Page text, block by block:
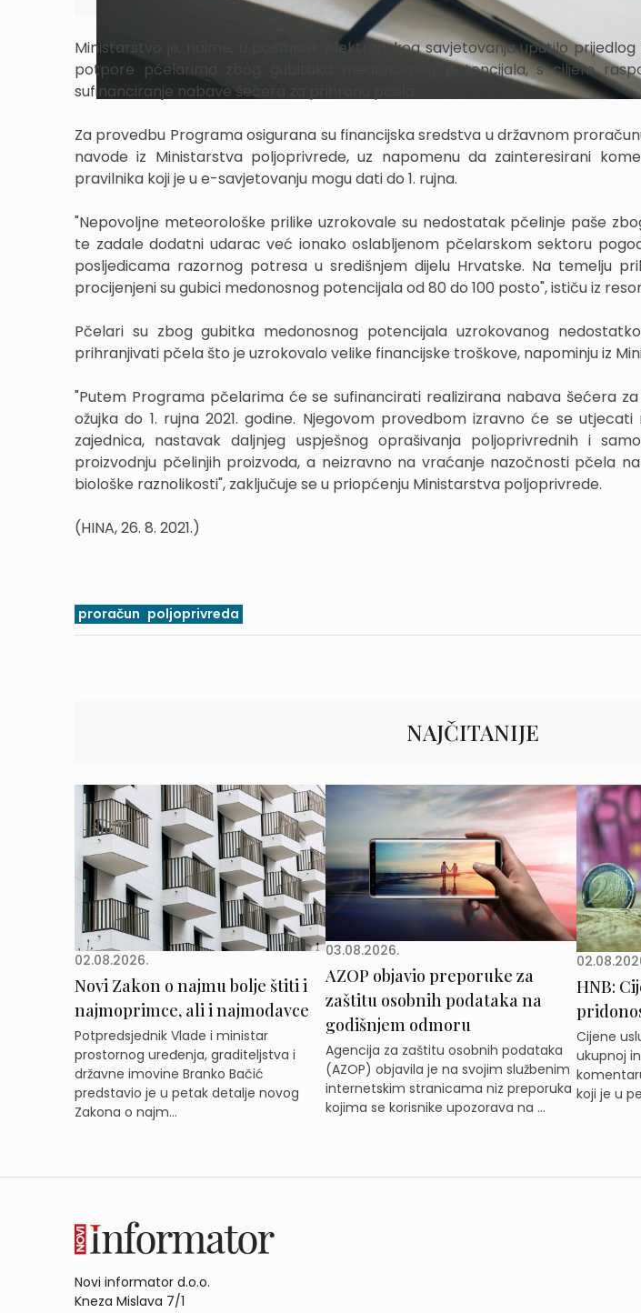
Ministarstvo je, naime, u postupak elektronskog savjetovanja uputilo
potpore pčelarima zbog gubitaka medonosnog potencijala, s ciljem
sufinanciranje nabave šećera za prihranu pčela.
Za provedbu Programa osigurana su financijska sredstva u državnom
navode iz Ministarstva poljoprivrede, uz napomenu da zainteresirani
pravilnika koji je u e-savjetovanju mogu dati do 1. rujna.
"Nepovoljne meteorološke prilike uzrokovale su nedostatak pčelinje paše
te zadale dodatni udarac već ionako oslabljenom pčelarskom sektoru
posljedicama razornog potresa u središnjem dijelu Hrvatske. Na temelju
procijenjeni su gubici medonosnog potencijala od 80 do 100 posto", ističu iz
Pčelari su zbog gubitka medonosnog potencijala uzrokovanog
prihranjivati pčela što je uzrokovalo velike financijske troškove, napominju iz
"Putem Programa pčelarima će se sufinancirati realizirana nabava šećera
ožujka do 1. rujna 2021. godine. Njegovom provedbom izravno će se
zajednica, nastavak daljnjeg uspješnog oprašivanja poljoprivrednih i
proizvodnju pčelinjih proizvoda, a neizravno na vraćanje nazočnosti pčela
biološke raznolikosti", zaključuje se u priopćenju Ministarstva poljoprivrede.
(HINA, 26. 8. 2021.)
proračun poljoprivreda
NAJČITANIJE
02.08.2026.
Novi Zakon o najmu bolje štiti i
najmoprimce, ali i najmodavce
Potpredsjednik Vlade i ministar
prostornog uređenja, graditeljstva i
državne imovine Branko Bačić
predstavio je u petak detalje novog
Zakona o najm...
03.08.2026.
AZOP objavio preporuke za
zaštitu osobnih podataka na
godišnjem odmoru
Agencija za zaštitu osobnih podataka
(AZOP) objavila je na svojim službenim
internetskim stranicama niz preporuka
kojima se korisnike upozorava na ...
HNB:
Cijene
ukupnoj
koji je u
Novi informator d.o.o.
Kneza Mislava 7/1